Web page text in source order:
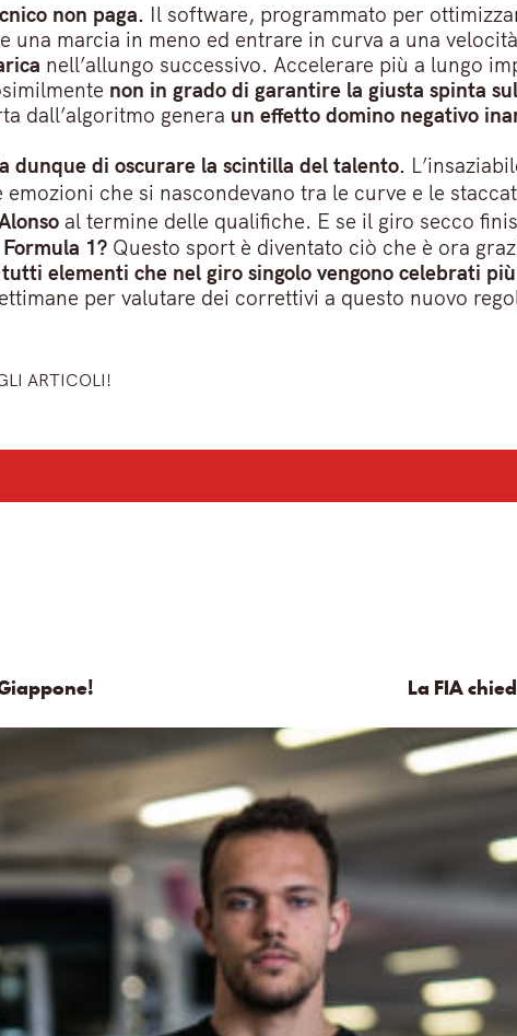
non paga. Il software, programmato per
una marcia in meno ed entrare in curva a una
nell’allungo successivo. Accelerare più a lungo
non in grado di garantire la giusta spinta
dall’algoritmo genera un effetto domino negativo
dunque di oscurare la scintilla del talento.
che si nascondevano tra le curve e le
al termine delle qualifiche. E se il giro secco
1? Questo sport è diventato ciò che è ora
tutti elementi che nel giro singolo vengono celebrati
per valutare dei correttivi a questo nuovo
ARTICOLI!
La FIA